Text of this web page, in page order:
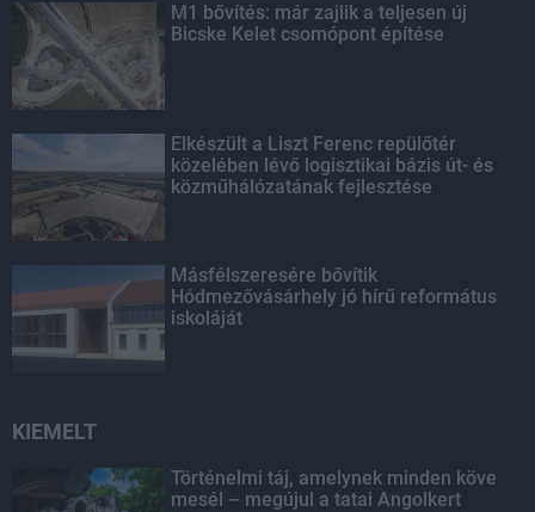
M1 bővítés: már zajlik a teljesen új
Bicske Kelet csomópont építése
Elkészült a Liszt Ferenc repülőtér
közelében lévő logisztikai bázis út- és
közműhálózatának fejlesztése
Másfélszeresére bővítik
Hódmezővásárhely jó hírű református
iskoláját
KIEMELT
Történelmi táj, amelynek minden köve
mesél – megújul a tatai Angolkert